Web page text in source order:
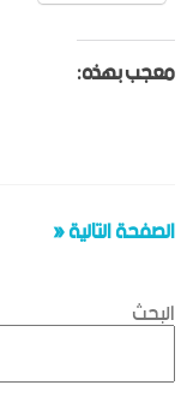
معجب بهذه:
الصفحة التالية «
البحث